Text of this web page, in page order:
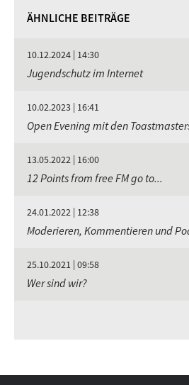
ÄHNLICHE BEITRÄGE
10.12.2024 | 14:30
Jugendschutz im Internet
10.02.2023 | 16:41
Open Evening mit den
13.05.2022 | 16:00
12 Points from free FM go to...
24.01.2022 | 12:38
Moderieren, Kommentieren und
25.10.2021 | 09:58
Wer sind wir?